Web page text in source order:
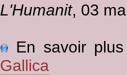
L'Humanit, 03
En savoir
Gallica